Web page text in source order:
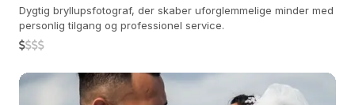
Dygtig bryllupsfotograf, der skaber uforglemmelige minder med
personlig tilgang og professionel service.